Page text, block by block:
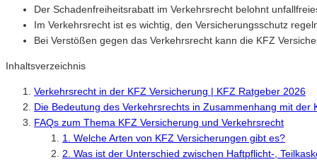
Der Schadenfreiheitsrabatt im Verkehrsrecht belohnt
Im Verkehrsrecht ist es wichtig, den Versicherungsschutz
Bei Verstößen gegen das Verkehrsrecht kann die KFZ
Inhaltsverzeichnis
Verkehrsrecht in der KFZ Versicherung | KFZ Ratgeber 2026
Die Bedeutung des Verkehrsrechts in Zusammenhang mit der
FAQs zum Thema KFZ Versicherung und Verkehrsrecht
1. Welche Arten von KFZ Versicherungen gibt es?
2. Was ist der Unterschied zwischen Haftpflicht-,